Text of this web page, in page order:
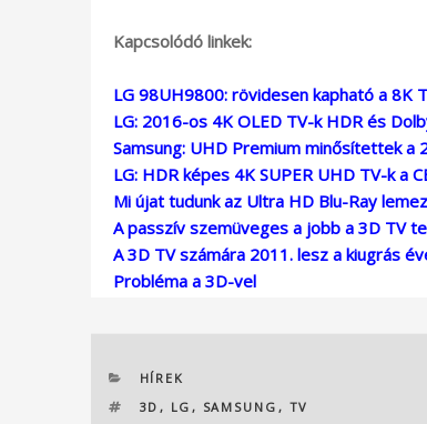
Kapcsolódó linkek:
LG 98UH9800: rövidesen kapható a 8K
LG: 2016-os 4K OLED TV-k HDR és
Samsung: UHD Premium minősítettek a
LG: HDR képes 4K SUPER UHD TV-k a
Mi újat tudunk az Ultra HD Blu-Ray
A passzív szemüveges a jobb a 3D TV
A 3D TV számára 2011. lesz a kiugrás
Probléma a 3D-vel
KATEGÓRIÁK
HÍREK
CÍMKÉK
3D , LG , SAMSUNG , TV